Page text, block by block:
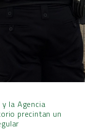
la Agencia
precintan un